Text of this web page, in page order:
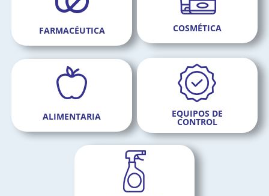
FARMACÉUTICA COSMÉTICA
ALIMENTARIA EQUIPOS DE
CONTROL